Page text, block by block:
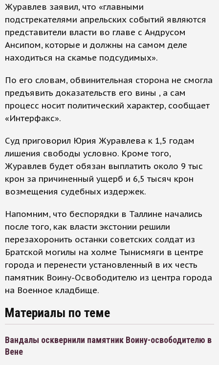
Журавлев заявил, что «главными
подстрекателями апрельских событий являются
представители власти во главе с Андрусом
Ансипом, которые и должны на самом деле
находиться на скамье подсудимых».
По его словам, обвинительная сторона не смогла
предъявить доказательств его вины , а сам
процесс носит политический характер, сообщает
«Интерфакс».
Суд приговорил Юрия Журавлева к 1,5 годам
лишения свободы условно. Кроме того,
Журавлев будет обязан выплатить около 9 тыс
крон за причиненный ущерб и 6,5 тысяч крон
возмещения судебных издержек.
Напомним, что беспорядки в Таллине начались
после того, как власти экстонии решили
перезахоронить останки советских солдат из
Братской могилы на холме Тынисмяги в центре
города и перенести установленный в их честь
памятник Воину-Освободителю из центра города
на Военное кладбище.
Материалы по теме
Вандалы осквернили памятник Воину-освободителю в
Вене